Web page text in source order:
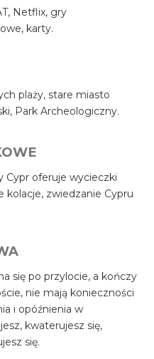
Netflix, gry
karty.
plaży, stare miasto
Park Archeologiczny.
Cypr oferuje wycieczki
zwiedzanie Cypru
się po przylocie, a kończy
nie mają konieczności
i opóźnienia w
kwaterujesz się,
się.